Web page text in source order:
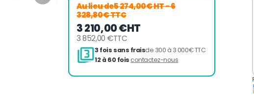
Au lieu de5 274,00€ HT- 6
328,80€ TTC
3 210,00 €HT
3 852,00 €TTC